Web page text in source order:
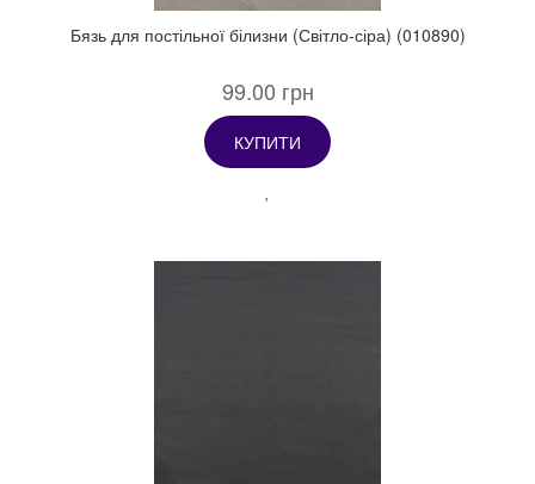
Бязь для постільної білизни (Світло-сіра) (010890)
99.00 грн
КУПИТИ